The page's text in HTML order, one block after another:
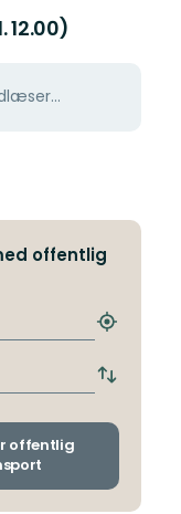
12.00)
offentlig
Find
nærmeste
stoppested
Skift
og
offentlig